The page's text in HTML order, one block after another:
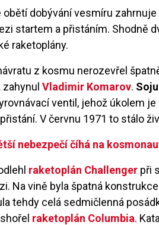
obětí dobývání vesmíru
startem a přistáním. Shodně
raketoplány.
z kosmu nerozevřel
zahynulVladimir Komarov.
ventil, jehož úkolem
V červnu 1971 to stálo
nebezpečí číhá na
raketoplán Challenger při
Na vině byla špatná
tehdy celá sedmičlenná
raketoplán Columbia.